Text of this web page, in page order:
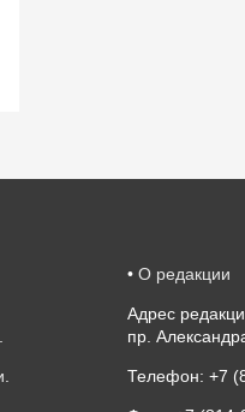
.
.
• О редакции
Адрес
пр.
Телефон: +7